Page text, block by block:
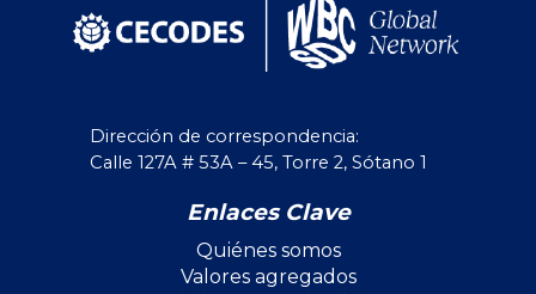
Dirección de correspondencia:
Calle 127A # 53A – 45, Torre 2, Sótano 1
Enlaces Clave
Quiénes somos
Valores agregados